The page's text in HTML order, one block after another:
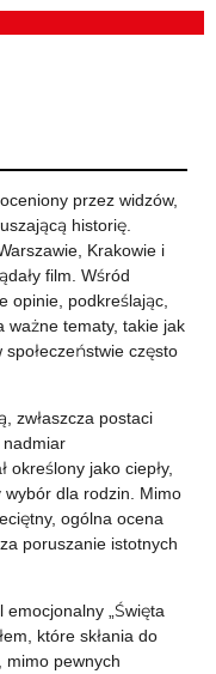
przez widzów,
historię.
Krakowie i
film. Wśród
opinie, podkreślając,
ważne tematy, takie jak
często
zwłaszcza postaci
określony jako ciepły,
dla rodzin. Mimo
ogólna ocena
poruszanie istotnych
„Święta
które skłania do
mimo pewnych